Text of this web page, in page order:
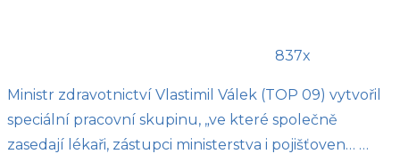
837x
Ministr zdravotnictví Vlastimil Válek (TOP 09) vytvořil
speciální pracovní skupinu, „ve které společně
zasedají lékaři, zástupci ministerstva i pojišťoven… …